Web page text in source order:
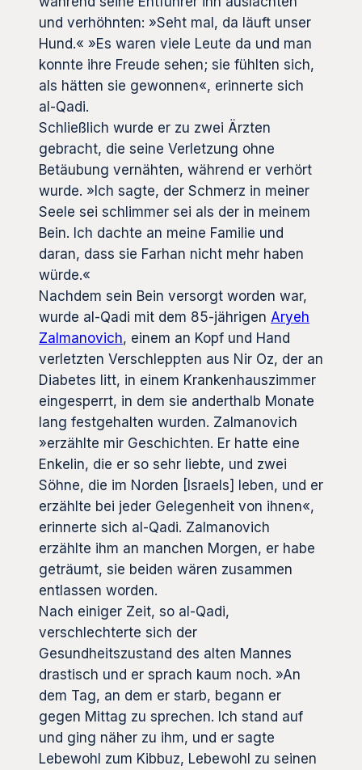
und verhöhnten: »Seht mal, da läuft unser
Hund.« »Es waren viele Leute da und man
konnte ihre Freude sehen; sie fühlten sich,
als hätten sie gewonnen«, erinnerte sich
al-Qadi.
Schließlich wurde er zu zwei Ärzten
gebracht, die seine Verletzung ohne
Betäubung vernähten, während er verhört
wurde. »Ich sagte, der Schmerz in meiner
Seele sei schlimmer sei als der in meinem
Bein. Ich dachte an meine Familie und
daran, dass sie Farhan nicht mehr haben
würde.«
Nachdem sein Bein versorgt worden war,
wurde al-Qadi mit dem 85-jährigen Aryeh
Zalmanovich, einem an Kopf und Hand
verletzten Verschleppten aus Nir Oz, der an
Diabetes litt, in einem Krankenhauszimmer
eingesperrt, in dem sie anderthalb Monate
lang festgehalten wurden. Zalmanovich
»erzählte mir Geschichten. Er hatte eine
Enkelin, die er so sehr liebte, und zwei
Söhne, die im Norden [Israels] leben, und er
erzählte bei jeder Gelegenheit von ihnen«,
erinnerte sich al-Qadi. Zalmanovich
erzählte ihm an manchen Morgen, er habe
geträumt, sie beiden wären zusammen
entlassen worden.
Nach einiger Zeit, so al-Qadi,
verschlechterte sich der
Gesundheitszustand des alten Mannes
drastisch und er sprach kaum noch. »An
dem Tag, an dem er starb, begann er
gegen Mittag zu sprechen. Ich stand auf
und ging näher zu ihm, und er sagte
Lebewohl zum Kibbuz, Lebewohl zu seinen